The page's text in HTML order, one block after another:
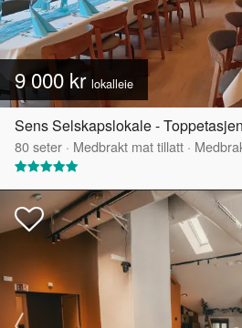
9 000 kr lokalleie
Sens Selskapslokale - Toppetasjen
80seter · Medbrakt mat tillatt ·